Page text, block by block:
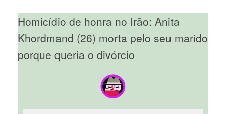
Homicídio de honra no Irão: Anita
Khordmand (26) morta pelo seu marido
porque queria o divórcio